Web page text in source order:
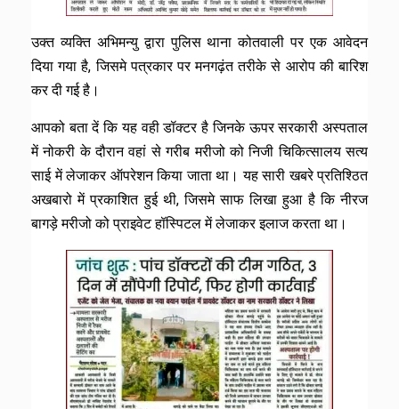
उक्त व्यक्ति अभिमन्यु द्वारा पुलिस थाना कोतवाली पर एक आवेदन
दिया गया है, जिसमे पत्रकार पर मनगढ़ंत तरीके से आरोप की बारिश
कर दी गई है।
आपको बता दें कि यह वही डॉक्टर है जिनके ऊपर सरकारी अस्पताल
में नोकरी के दौरान वहां से गरीब मरीजो को निजी चिकित्सालय सत्य
साई में लेजाकर ऑपरेशन किया जाता था। यह सारी खबरे प्रतिश्ठित
अखबारो में प्रकाशित हुई थी, जिसमे साफ लिखा हुआ है कि नीरज
बागड़े मरीजो को प्राइवेट हॉस्पिटल में लेजाकर इलाज करता था।